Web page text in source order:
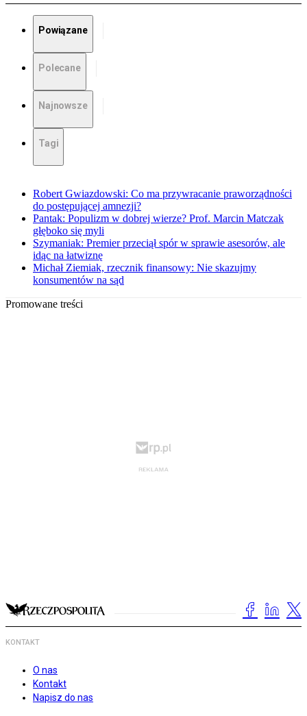
Powiązane
Polecane
Najnowsze
Tagi
Robert Gwiazdowski: Co ma przywracanie praworządności
do postępującej amnezji?
Pantak: Populizm w dobrej wierze? Prof. Marcin Matczak
głęboko się myli
Szymaniak: Premier przeciął spór w sprawie asesorów, ale
idąc na łatwiznę
Michał Ziemiak, rzecznik finansowy: Nie skazujmy
konsumentów na sąd
Promowane treści
KONTAKT
O nas
Kontakt
Napisz do nas